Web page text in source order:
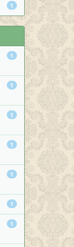
1
1
1
1
1
1
1
1